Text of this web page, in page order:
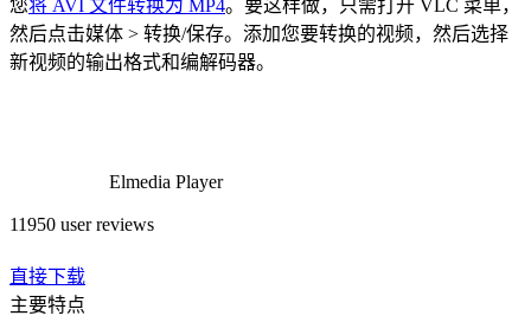
您将 AVI 文件转换为 MP4。要这样做，只需打开 VLC 菜单，
然后点击媒体 > 转换/保存。添加您要转换的视频，然后选择
新视频的输出格式和编解码器。
Elmedia Player
11950 user reviews
直接下载
主要特点